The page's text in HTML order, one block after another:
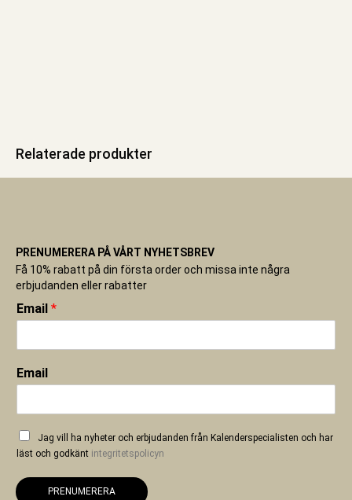
Relaterade produkter
PRENUMERERA PÅ VÅRT NYHETSBREV
Få 10% rabatt på din första order och missa inte några
erbjudanden eller rabatter
Email *
Email
Jag vill ha nyheter och erbjudanden från Kalenderspecialisten och har
läst och godkänt integritetspolicyn
PRENUMERERA